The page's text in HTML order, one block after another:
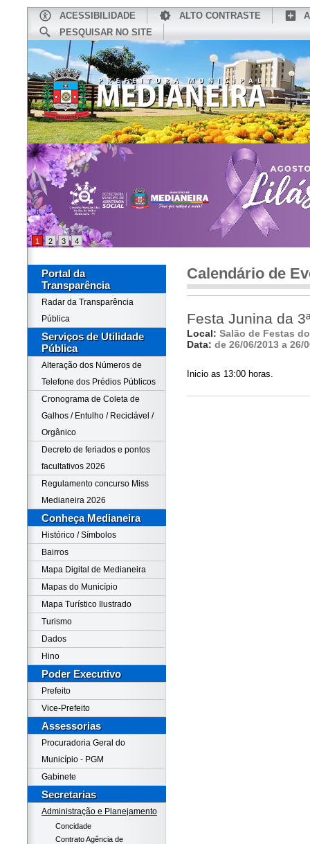
ACESSIBILIDADE ALTO CONTRASTE
PESQUISAR NO SITE
CONHEÇA MEDIANEIRA
1 2 3 4
Portal da
Transparência
Radar da Transparência
Pública
Serviços de Utilidade
Pública
Alteração dos Números de
Telefone dos Prédios Públicos
Cronograma de Coleta de
Galhos / Entulho / Reciclável /
Orgânico
Decreto de feriados e pontos
facultativos 2026
Regulamento concurso Miss
Medianeira 2026
Conheça Medianeira
Histórico / Símbolos
Bairros
Mapa Digital de Medianeira
Mapas do Município
Mapa Turístico Ilustrado
Turismo
Dados
Hino
Poder Executivo
Prefeito
Vice-Prefeito
Assessorias
Procuradoria Geral do
Município - PGM
Gabinete
Secretarias
Administração e Planejamento
Concidade
Contrato Agência de
Calendário de
Festa Junina da
Local: Salão de Festas
Data: de 26/06/2013 a 26/
Inicio as 13:00 horas.